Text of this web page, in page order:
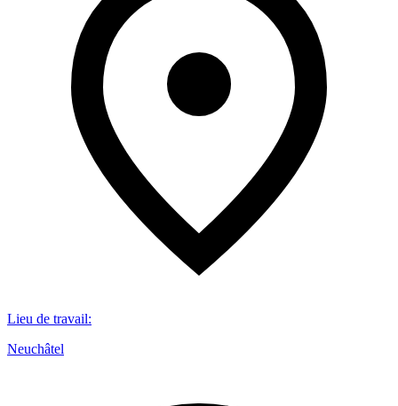
Lieu de travail:
Neuchâtel